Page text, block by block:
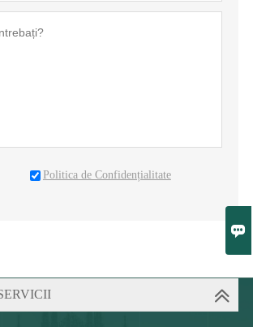

Politica de Confidențialitate